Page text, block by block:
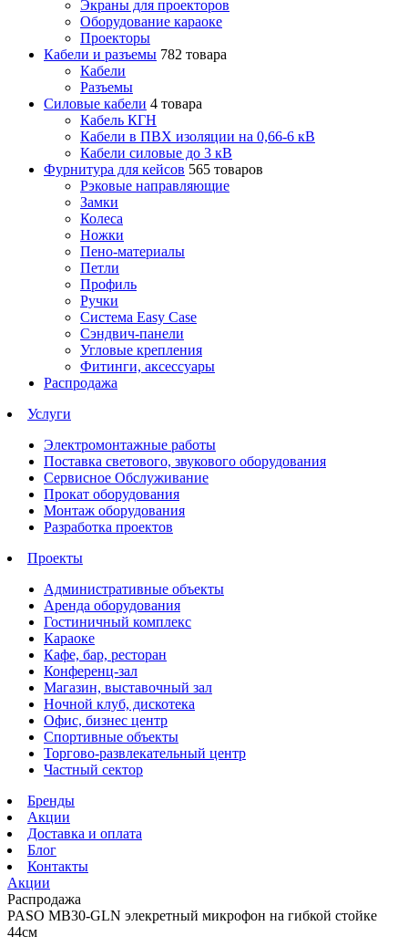
Экраны для проекторов
Оборудование караоке
Проекторы
Кабели и разъемы 782 товара
Кабели
Разъемы
Силовые кабели 4 товара
Кабель КГН
Кабели в ПВХ изоляции на 0,66-6 кВ
Кабели силовые до 3 кВ
Фурнитура для кейсов 565 товаров
Рэковые направляющие
Замки
Колеса
Ножки
Пено-материалы
Петли
Профиль
Ручки
Система Easy Case
Сэндвич-панели
Угловые крепления
Фитинги, аксессуары
Распродажа
Услуги
Электромонтажные работы
Поставка светового, звукового оборудования
Сервисное Обслуживание
Прокат оборудования
Монтаж оборудования
Разработка проектов
Проекты
Административные объекты
Аренда оборудования
Гостиничный комплекс
Караоке
Кафе, бар, ресторан
Конференц-зал
Магазин, выставочный зал
Ночной клуб, дискотека
Офис, бизнес центр
Спортивные объекты
Торгово-развлекательный центр
Частный сектор
Бренды
Акции
Доставка и оплата
Блог
Контакты
Акции
Распродажа
PASO MB30-GLN элекретный микрофон на гибкой стойке
44см